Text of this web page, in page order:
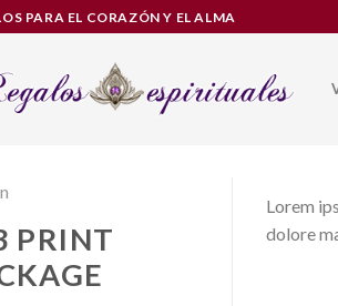
PARA EL CORAZÓN Y EL ALMA
PRINT
Lorem
dolore